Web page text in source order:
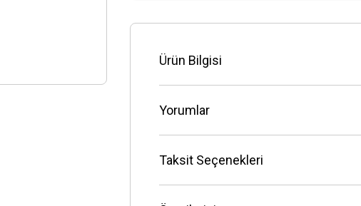
Ürün Bilgisi
Yorumlar
Taksit Seçenekleri